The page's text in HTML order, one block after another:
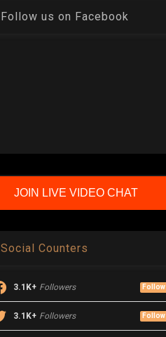
Follow us on Facebook
JOIN LIVE VIDEO CHAT
Social Counters
3.1K+ Followers Follow
3.1K+ Followers Follow